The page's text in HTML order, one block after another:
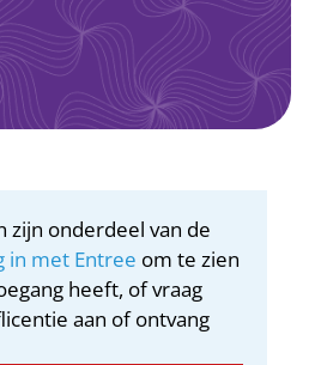
zijn onderdeel van de
in met Entree om te zien
heeft, of vraag
aan of ontvang